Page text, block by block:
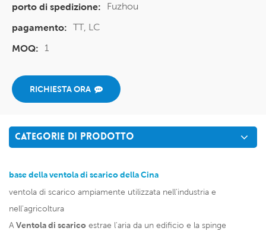
porto di spedizione:
Fuzhou
pagamento: TT, LC
MOQ:
1
RICHIESTA ORA
CATEGORIE DI PRODOTTO
base della ventola di scarico della Cina
ventola di scarico ampiamente utilizzata nell'industria e
nell'agricoltura
AVentola di scarico estrae l'aria da un edificio e la spinge